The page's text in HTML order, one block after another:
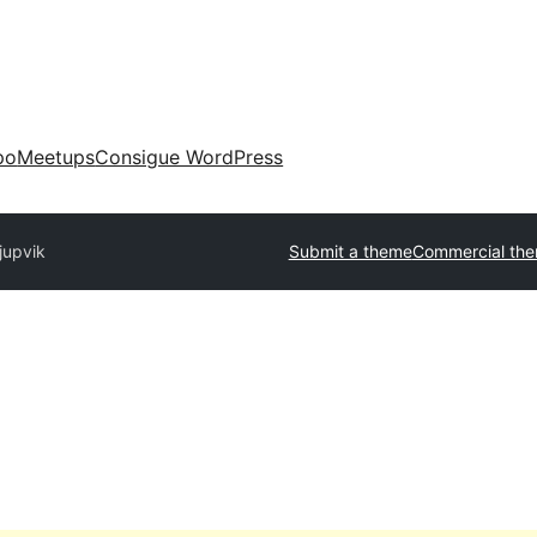
MeetupsConsigue WordPress
Submit a themeCommercial